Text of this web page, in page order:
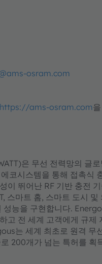
osram.com
https://ams-osram.com
은 무선 전력망의 글
코시스템을 통해 접촉식
이 뛰어난 RF 기반 충전
스마트 홈, 스마트 도시
능을 구현합니다.
고 전 세계 고객에게 규제
는 세계 최초로 원격 무
200개가 넘는 특허를 획